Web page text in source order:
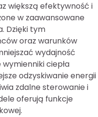
większą efektywność i
w zaawansowane
Dzięki tym
oraz warunków
wydajność
ciepła
odzyskiwanie energii
zdalne sterowanie i
oferują funkcje